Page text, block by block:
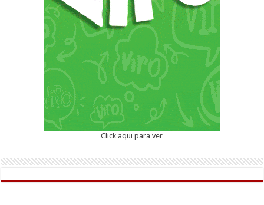
Click aqui para ver